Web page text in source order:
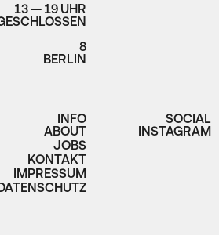
13 — 19 UHR
8
BERLIN
INFO
ABOUT
JOBS
KONTAKT
IMPRESSUM
SOCIAL
INSTAGRAM